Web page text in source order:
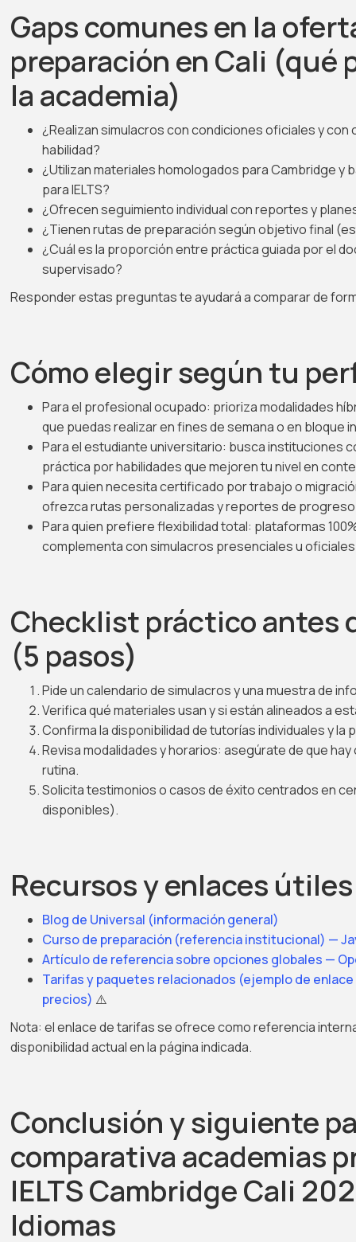
Gaps comunes en la
preparación en Cali (qué
la academia)
¿Realizan simulacros con condiciones oficiales y con
habilidad?
¿Utilizan materiales homologados para Cambridge y
para IELTS?
¿Ofrecen seguimiento individual con reportes y
¿Tienen rutas de preparación según objetivo final
¿Cuál es la proporción entre práctica guiada por el
supervisado?
Responder estas preguntas te ayudará a comparar de
Cómo elegir según tu
Para el profesional ocupado: prioriza modalidades
que puedas realizar en fines de semana o en bloque
Para el estudiante universitario: busca instituciones
práctica por habilidades que mejoren tu nivel en
Para quien necesita certificado por trabajo o
ofrezca rutas personalizadas y reportes de
Para quien prefiere flexibilidad total: plataformas
complementa con simulacros presenciales u
Checklist práctico antes
(5 pasos)
Pide un calendario de simulacros y una muestra de
Verifica qué materiales usan y si están alineados a
Confirma la disponibilidad de tutorías individuales y la
Revisa modalidades y horarios: asegúrate de que
rutina.
Solicita testimonios o casos de éxito centrados en
disponibles).
Recursos y enlaces útiles
Blog de Universal (información general)
Curso de preparación (referencia institucional) —
Artículo de referencia sobre opciones globales —
Tarifas y paquetes relacionados (ejemplo de
precios) ⚠️
Nota: el enlace de tarifas se ofrece como referencia
disponibilidad actual en la página indicada.
Conclusión y siguiente
comparativa academias
IELTS Cambridge Cali
Idiomas